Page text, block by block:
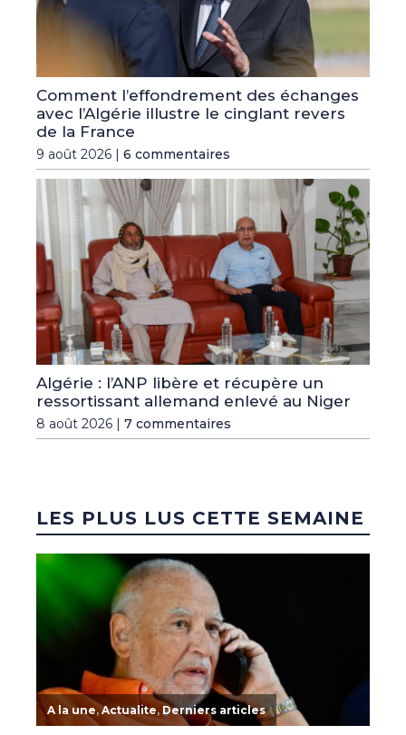
Comment l’effondrement des échanges
avec l’Algérie illustre le cinglant revers
de la France
9 août 2026 | 6 commentaires
Algérie : l’ANP libère et récupère un
ressortissant allemand enlevé au Niger
8 août 2026 | 7 commentaires
LES PLUS LUS CETTE SEMAINE